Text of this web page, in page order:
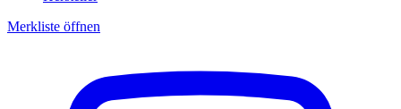
Merkliste öffnen